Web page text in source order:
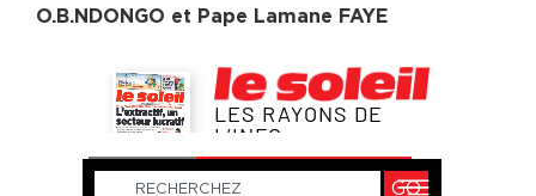
O.B.NDONGO et Pape Lamane FAYE